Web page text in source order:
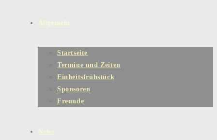
Startseite
Termine und Zeiten
Einheitsfrühstück
Sponsoren
Freunde